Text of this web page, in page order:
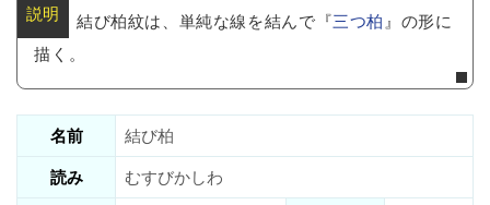
結び柏紋は、単純な線を結んで『三つ柏』の形に
描く。
名前
結び柏
読み
むすびかしわ